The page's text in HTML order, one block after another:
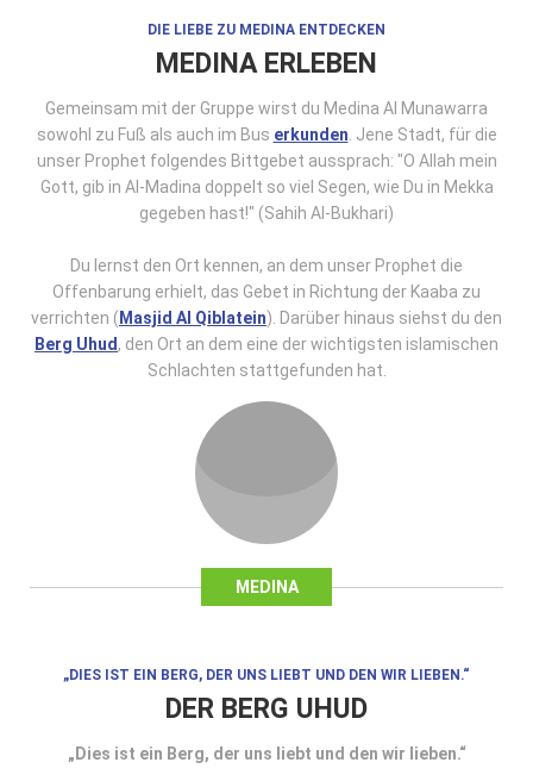
MEDINA
DIE LIEBE ZU MEDINA ENTDECKEN
MEDINA ERLEBEN
Gemeinsam mit der Gruppe wirst du Medina Al Munawarra
sowohl zu Fuß als auch im Bus erkunden. Jene Stadt, für die
unser Prophet folgendes Bittgebet aussprach: "O Allah mein
Gott, gib in Al-Madina doppelt so viel Segen, wie Du in Mekka
gegeben hast!" (Sahih Al-Bukhari)
Du lernst den Ort kennen, an dem unser Prophet die
Offenbarung erhielt, das Gebet in Richtung der Kaaba zu
verrichten ( Masjid Al Qiblatein). Darüber hinaus siehst du den
Berg Uhud, den Ort an dem eine der wichtigsten islamischen
Schlachten stattgefunden hat.
„DIES IST EIN BERG, DER UNS LIEBT UND DEN WIR LIEBEN.“
DER BERG UHUD
„Dies ist ein Berg, der uns liebt und den wir lieben.“